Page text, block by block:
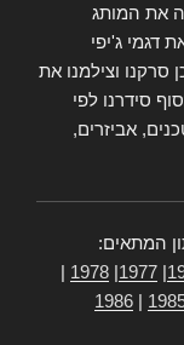
את המותג
דגמי ג'יפי
וצילמנו את
סידרנו לפי
אביזרים,
המתאים:
1977
1978
1986